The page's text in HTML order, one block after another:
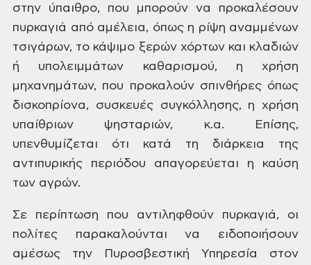
στην ύπαιθρο, που μπορούν να προκαλέσουν
πυρκαγιά από αμέλεια, όπως η ρίψη αναμμένων
τσιγάρων, το κάψιμο ξερών χόρτων και κλαδιών
ή υπολειμμάτων καθαρισμού, η χρήση
μηχανημάτων, που προκαλούν σπινθήρες όπως
δισκοπρίονα, συσκευές συγκόλλησης, η χρήση
υπαίθριων ψησταριών, κ.α. Επίσης,
υπενθυμίζεται ότι κατά τη διάρκεια της
αντιπυρικής περιόδου απαγορεύεται η καύση
των αγρών.
Σε περίπτωση που αντιληφθούν πυρκαγιά, οι
πολίτες παρακαλούνται να ειδοποιήσουν
αμέσως την Πυροσβεστική Υπηρεσία στον